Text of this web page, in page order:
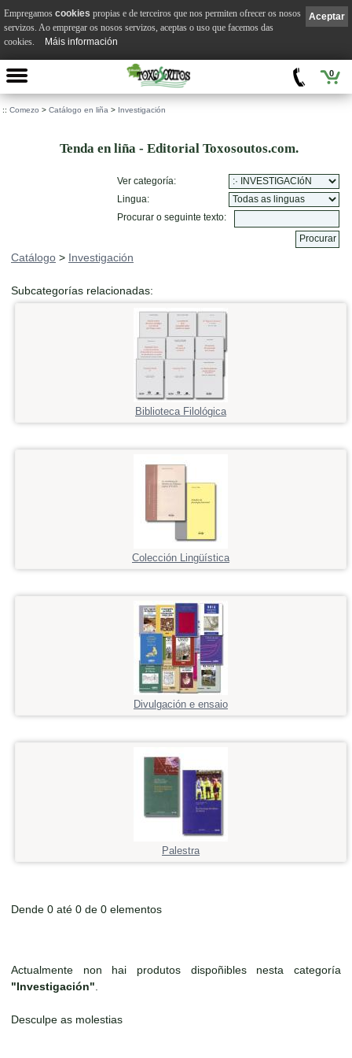
0
:: Comezo > Catálogo en liña > Investigación
Tenda en liña - Editorial Toxosoutos.com.
Ver categoría:
Lingua:
Procurar o seguinte texto:
Catálogo > Investigación
Subcategorías relacionadas:
Biblioteca Filológica
Colección Lingüística
Divulgación e ensaio
Palestra
Dende 0 até 0 de 0 elementos
Actualmente non hai produtos dispoñibles nesta categoría
"Investigación"
Desculpe as molestias
Aceptar
Empregamos cookies propias e de terceiros que nos permiten ofrecer os nosos
servizos. Ao empregar os nosos servizos, aceptas o uso que facemos das
cookies.
Máis información